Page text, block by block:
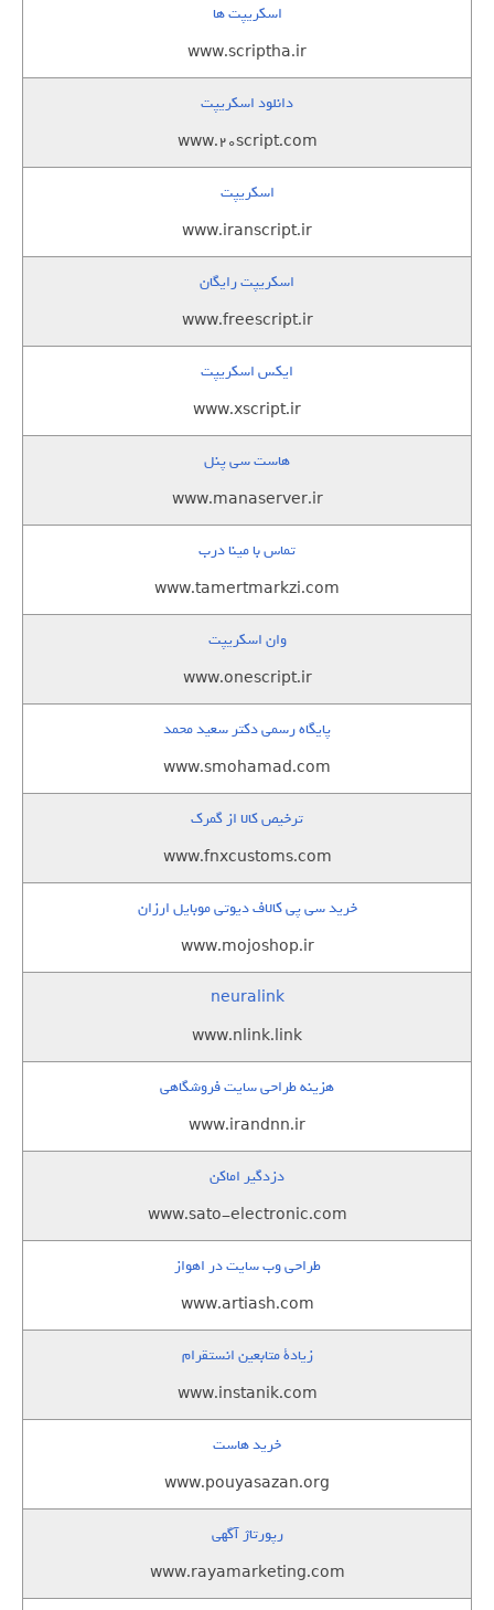
اسکریپت ها
www.scriptha.ir
دانلود اسکریپت
www.20script.com
اسکریپت
www.iranscript.ir
اسکریپت رایگان
www.freescript.ir
ایکس اسکریپت
www.xscript.ir
هاست سی پنل
www.manaserver.ir
تماس با مینا درب
www.tamertmarkzi.com
وان اسکریپت
www.onescript.ir
پایگاه رسمی دکتر سعید محمد
www.smohamad.com
ترخیص کالا از گمرک
www.fnxcustoms.com
خرید سی پی کالاف دیوتی موبایل ارزان
www.mojoshop.ir
neuralink
www.nlink.link
هزینه طراحی سایت فروشگاهی
www.irandnn.ir
دزدگیر اماکن
www.sato-electronic.com
طراحی وب سایت در اهواز
www.artiash.com
زيادة متابعين انستقرام
www.instanik.com
خرید هاست
www.pouyasazan.org
رپورتاژ آگهی
www.rayamarketing.com